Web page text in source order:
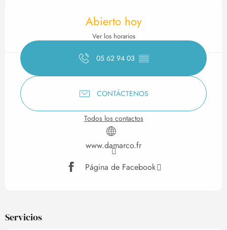
Horarios y datos de
Abierto hoy
Ver los horarios
05 62 94 03 ▒▒
CONTÁCTENOS
Todos los contactos
www.damarco.fr
Página de Facebook
Servicios